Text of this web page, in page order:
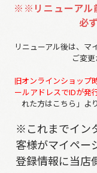
※※リニューアル
必
リニューアル後は、マ
ご変
旧オンラインショップ
ールアドレスでIDが発
れた方はこちら」よ
※これまでイン
客様がマイペー
登録情報に当店